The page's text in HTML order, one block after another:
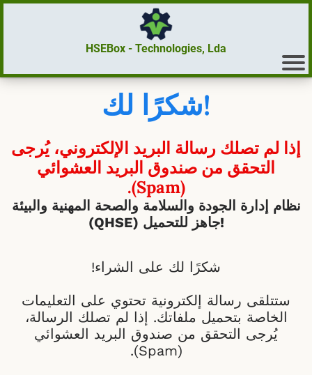
HSEBox - Technologies, Lda
شكرًا لك!
إذا لم تصلك رسالة البريد الإلكتروني، يُرجى
التحقق من صندوق البريد العشوائي
(Spam).
نظام إدارة الجودة والسلامة والصحة المهنية والبيئة
(QHSE) جاهز للتحميل!
شكرًا لك على الشراء!
ستتلقى رسالة إلكترونية تحتوي على التعليمات
الخاصة بتحميل ملفاتك. إذا لم تصلك الرسالة،
يُرجى التحقق من صندوق البريد العشوائي
(Spam).